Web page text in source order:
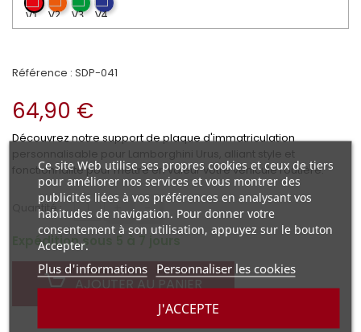
Ce site Web utilise ses propres cookies et ceux de tiers
pour améliorer nos services et vous montrer des
publicités liées à vos préférences en analysant vos
habitudes de navigation. Pour donner votre
consentement à son utilisation, appuyez sur le bouton
Accepter.
Plus d'informations Personnaliser les cookies
J'ACCEPTE
Référence : SDP-041
64,90 €
Découvrez notre support de plaque d'immatriculation
personnalisable pour Lamborghini Urus, alliant style et
fonctionnalité pour mettre en valeur votre véhicule routière.
Quantité : +
-
Expédition sous 5 à 7 jours
AJOUTER AU PANIER